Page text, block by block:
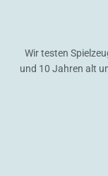
Wir testen
und 10 Jahren alt